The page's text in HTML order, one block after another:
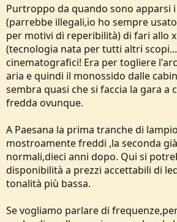
Purtroppo da quando sono apparsi
(parrebbe illegali,io ho sempre
per motivi di reperibilità) di fari allo
(tecnologia nata per tutti altri
cinematografici! Era per togliere
aria e quindi il monossido dalle
sembra quasi che si faccia la gara a
fredda ovunque.
A Paesana la prima tranche di
mostroamente freddi ,la seconda
normali,dieci anni dopo. Qui si
disponibilità a prezzi accettabili di
tonalità più bassa.
Se vogliamo parlare di